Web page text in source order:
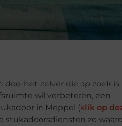
doe-het-zelver die op zoek is
wil verbeteren, een
in Meppel (klik op
stukadoorsdiensten zo